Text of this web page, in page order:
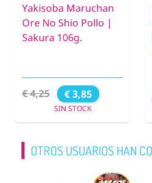
Yakisoba Maruchan
Ore No Shio Pollo |
Sakura 106g.
€ 4,25 € 3,85
SIN STOCK
OTROS USUARIOS HAN